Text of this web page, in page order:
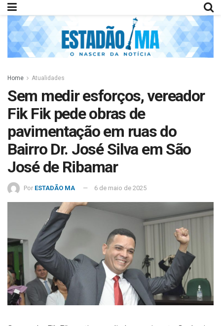
Home Atualidades
Sem medir esforços, vereador
Fik Fik pede obras de
pavimentação em ruas do
Bairro Dr. José Silva em São
José de Ribamar
Por ESTADÃO MA 6 de maio de 2025